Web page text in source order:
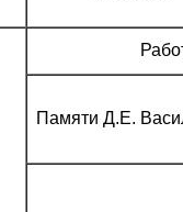
Памяти Д.Е.